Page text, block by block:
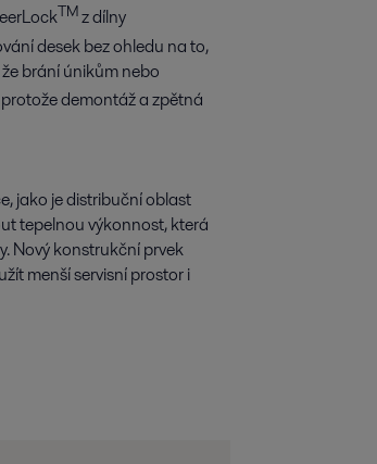
TMz dílny
desek bez ohledu na to,
brání únikům nebo
demontáž a zpětná
jako je distribuční oblast
tepelnou výkonnost, která
Nový konstrukční prvek
menší servisní prostor i